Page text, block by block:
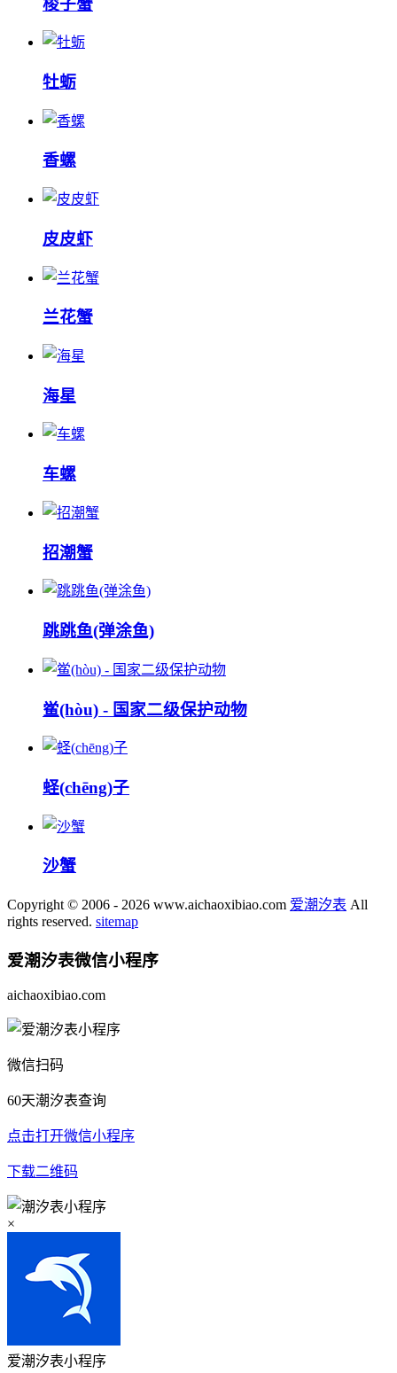
牡蛎
香螺
皮皮虾
兰花蟹
海星
车螺
招潮蟹
跳跳鱼(弹涂鱼)
鲎(hòu) - 国家二级保护动物
蛏(chēng)子
沙蟹
Copyright © 2006 - 2026 www.aichaoxibiao.com 爱潮汐表 All
rights reserved. sitemap
爱潮汐表微信小程序
aichaoxibiao.com
微信扫码
60天潮汐表查询
点击打开微信小程序
下载二维码
×
爱潮汐表小程序